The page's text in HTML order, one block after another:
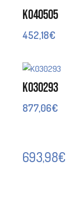
K040505
452,18€
K030293
877,06€
693,98€